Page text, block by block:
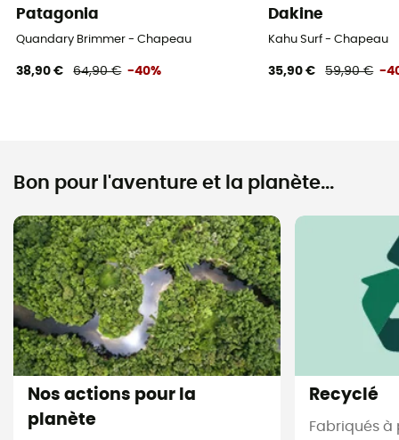
Patagonia
Quandary Brimmer - Chapeau
38,90 € 64,90 € -40%
Dakine
Kahu Surf - Chapeau
35,90 € 59,90 € -
Bon pour l'aventure et la planète...
Nos actions pour la
planète
Recyclé
Fabriqués à